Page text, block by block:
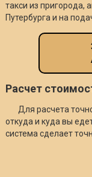
такси из пригорода,
Путербурга и на
Расчет
Для расчета
откуда и куда вы
система сделает